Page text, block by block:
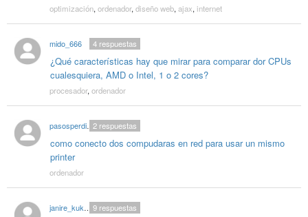
optimización, ordenador, diseño web, ajax, internet
mido_666
¿Qué características hay que mirar para comparar dor CPUs
cualesquiera, AMD o Intel, 1 o 2 cores?
4respuestas
procesador, ordenador
pasosperdidos
como conecto dos compudaras en red para usar un mismo
printer
2respuestas
ordenador
janire_kukuxumusu 9respuestas